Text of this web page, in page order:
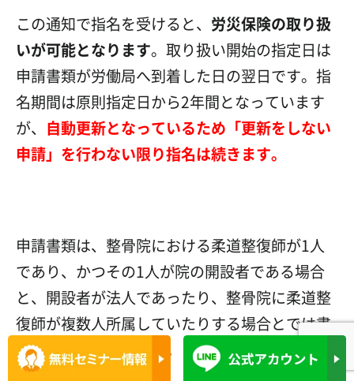
この通知で指名を受けると、 労災保険の取り扱
いが可能となります。取り扱い開始の指定日は
申請書類が労働局へ到着した日の翌日です。指
名期間は原則指定日から2年間となっています
が、 自動更新となっているため「更新をしない
申請」を行わない限り指名は続きます。
申請書類は、整骨院における柔道整復師が1人
であり、かつその1人が院の開設者である場合
と、開設者が法人であったり、整骨院に柔道整
復師が複数人所属していたりする場合とでは書
類の種類が異なります。